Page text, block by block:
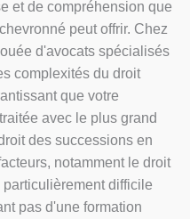
et de compréhension que
peut offrir. Chez
d'avocats spécialisés
complexités du droit
que votre
avec le plus grand
des successions en
notamment le droit
difficile
pas d'une formation